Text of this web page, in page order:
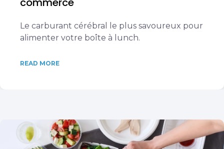
Le carburant cérébral le plus savoureux pour
alimenter votre boîte à lunch.
READ MORE